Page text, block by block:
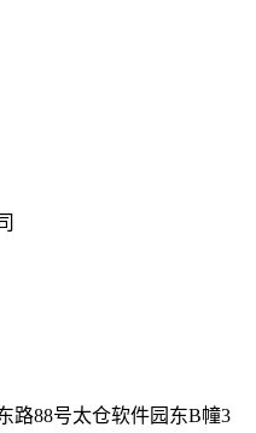
路88号太仓软件园东B幢3